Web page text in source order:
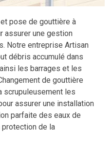
pose de gouttière à
assurer une gestion
Notre entreprise Artisan
débris accumulé dans
les barrages et les
de gouttière
scrupuleusement les
assurer une installation
parfaite des eaux de
protection de la